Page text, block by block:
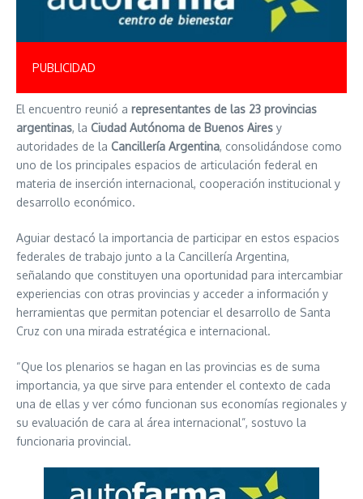
PUBLICIDAD
El encuentro reunió a representantes de las 23 provincias
argentinas, la Ciudad Autónoma de Buenos Aires y
autoridades de la Cancillería Argentina, consolidándose como
uno de los principales espacios de articulación federal en
materia de inserción internacional, cooperación institucional y
desarrollo económico.
Aguiar destacó la importancia de participar en estos espacios
federales de trabajo junto a la Cancillería Argentina,
señalando que constituyen una oportunidad para intercambiar
experiencias con otras provincias y acceder a información y
herramientas que permitan potenciar el desarrollo de Santa
Cruz con una mirada estratégica e internacional.
“Que los plenarios se hagan en las provincias es de suma
importancia, ya que sirve para entender el contexto de cada
una de ellas y ver cómo funcionan sus economías regionales y
su evaluación de cara al área internacional”, sostuvo la
funcionaria provincial.